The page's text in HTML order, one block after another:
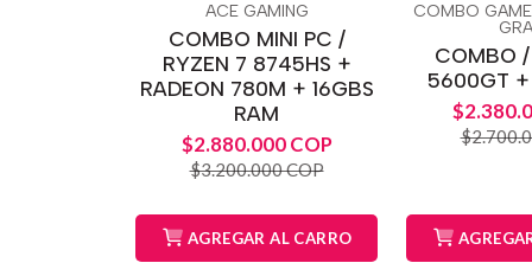
ACE GAMING
COMBO MINI PC /
RYZEN 7 8745HS +
RADEON 780M + 16GBS
RAM
$2.880.000 COP
$3.200.000 COP
AGREGAR AL CARRO
COMBO
COMBO
5600GT +